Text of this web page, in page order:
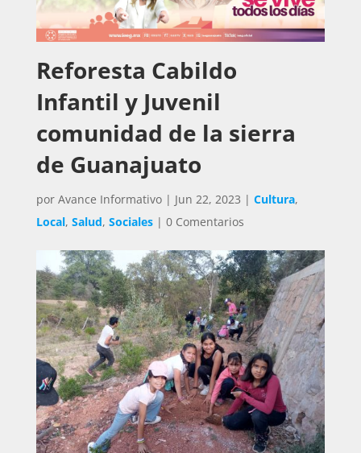
Reforesta Cabildo
Infantil y Juvenil
comunidad de la sierra
de Guanajuato
por Avance Informativo| Jun 22, 2023 | Cultura,
Local, Salud, Sociales| 0 Comentarios